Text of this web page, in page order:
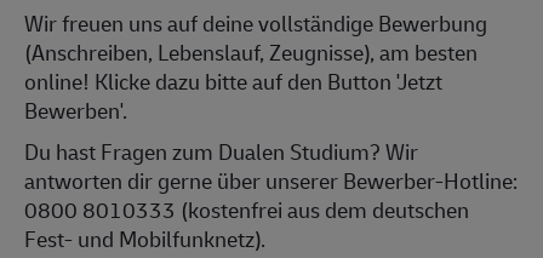
Wir freuen uns auf deine vollständige Bewerbung
(Anschreiben, Lebenslauf, Zeugnisse), am besten
online! Klicke dazu bitte auf den Button 'Jetzt
Bewerben'.
Du hast Fragen zum Dualen Studium? Wir
antworten dir gerne über unserer Bewerber-Hotline:
0800 8010333 (kostenfrei aus dem deutschen
Fest- und Mobilfunknetz).